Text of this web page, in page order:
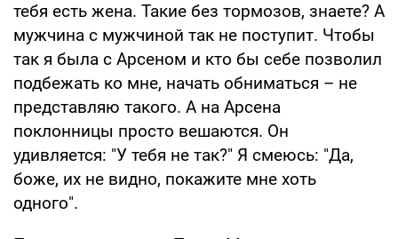
тебя есть жена. Такие без тормозов, знаете? А
мужчина с мужчиной так не поступит. Чтобы
так я была с Арсеном и кто бы себе позволил
подбежать ко мне, начать обниматься – не
представляю такого. А на Арсена
поклонницы просто вешаются. Он
удивляется: "У тебя не так?" Я смеюсь: "Да,
боже, их не видно, покажите мне хоть
одного".